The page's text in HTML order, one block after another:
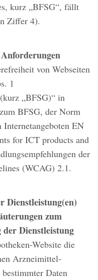
kurz „BFSG“, fällt
Ziffer 4).
von Webseiten
1
„BFSG)“ in
BFSG, der Norm
EN
for ICT products and
der
(WCAG) 2.1.
Dienstleistung(en)
zum
Dienstleistung
Website die
Arzneimittel-
Daten